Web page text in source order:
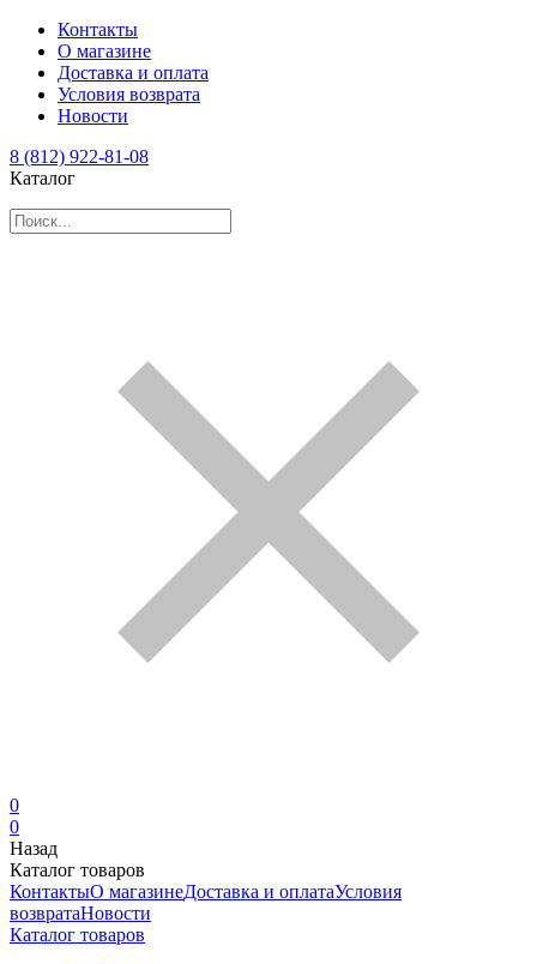
Контакты
О магазине
Доставка и оплата
Условия возврата
Новости
8 (812) 922-81-08
Каталог
0
0
Назад
Каталог товаров
КонтактыО магазинеДоставка и оплатаУсловия
возвратаНовости
Каталог товаров